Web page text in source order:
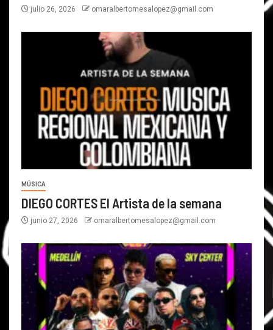
julio 26, 2026 omaralbertomesalopez@gmail.com
MÚSICA
DIEGO CORTES El Artista de la semana
junio 27, 2026 omaralbertomesalopez@gmail.com